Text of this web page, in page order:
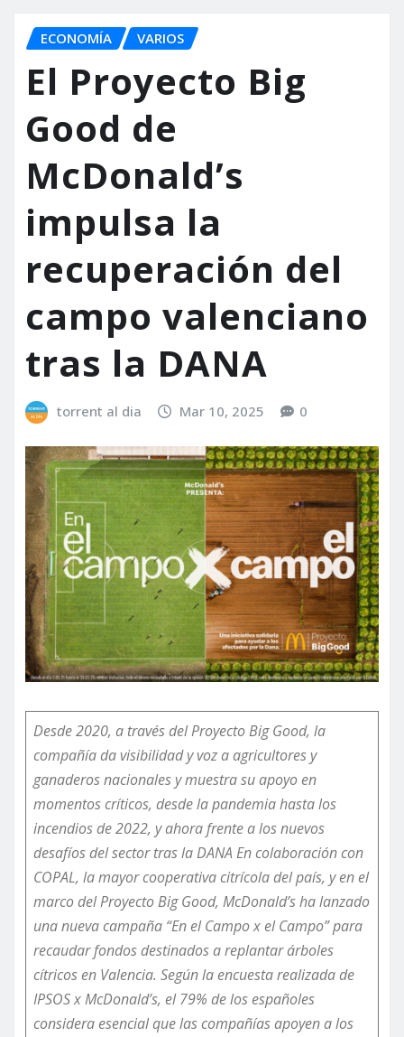
ECONOMÍA VARIOS
El Proyecto Big
Good de
McDonald’s
impulsa la
recuperación del
campo valenciano
tras la DANA
torrent al dia Mar 10, 2025 0
Desde 2020, a través del Proyecto Big Good, la
compañía da visibilidad y voz a agricultores y
ganaderos nacionales y muestra su apoyo en
momentos críticos, desde la pandemia hasta los
incendios de 2022, y ahora frente a los nuevos
desafíos del sector tras la DANA En colaboración con
COPAL, la mayor cooperativa citrícola del país, y en el
marco del Proyecto Big Good, McDonald’s ha lanzado
una nueva campaña “En el Campo x el Campo” para
recaudar fondos destinados a replantar árboles
cítricos en Valencia. Según la encuesta realizada de
IPSOS x McDonald’s, el 79% de los españoles
considera esencial que las compañías apoyen a los